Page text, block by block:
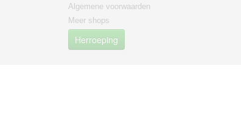
Algemene voorwaarden
Meer shops
Herroeping